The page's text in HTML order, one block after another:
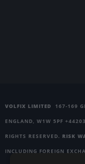
VOLFIX LIMITED 167-169
ENGLAND, W1W 5PF
RIGHTS RESERVED. RISK
INCLUDING FOREIGN